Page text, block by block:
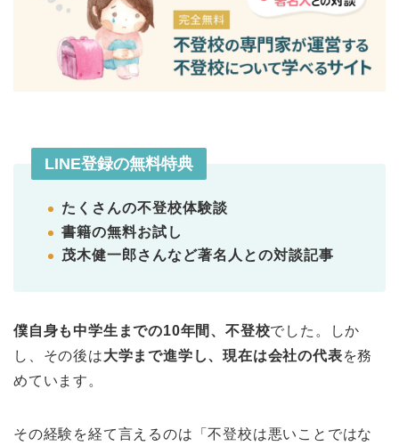
LINE登録の無料特典
たくさんの不登校体験談
書籍の無料お試し
茂木健一郎さんなど著名人との対談記事
僕自身も中学生までの10年間、不登校でした。しか
し、その後は大学まで進学し、現在は会社の代表を務
めています。
その経験を経て言えるのは「不登校は悪いことではな